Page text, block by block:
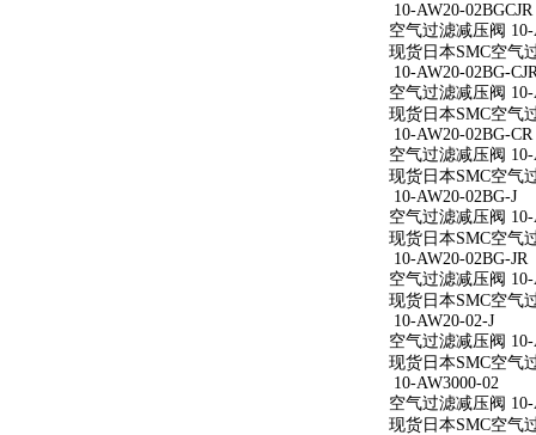
10-AW20-02BGCJR
空气过滤减压阀 10-
现货日本SMC空气
10-AW20-02BG-
空气过滤减压阀 10-
现货日本SMC空气
10-AW20-02BG-CR
空气过滤减压阀 10-
现货日本SMC空气
10-AW20-02BG-J
空气过滤减压阀 10-
现货日本SMC空气
10-AW20-02BG-JR
空气过滤减压阀 10-
现货日本SMC空气
10-AW20-02-J
空气过滤减压阀 10-
现货日本SMC空气
10-AW3000-02
空气过滤减压阀 10-
现货日本SMC空气